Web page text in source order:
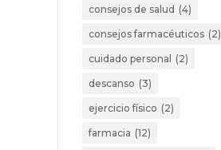
consejos de salud (4)
consejos farmacéuticos (2)
cuidado personal (2)
descanso (3)
ejercicio físico (2)
farmacia (12)